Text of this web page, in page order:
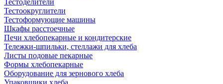
Тестоделители
Тестоокруглители
Тестоформующие машины
Шкафы расстоечные
Печи хлебопекарные и кондитерские
Тележки-шпильки, стеллажи для хлеба
Листы подовые пекарные
Формы хлебопекарные
Оборудование для зернового хлеба
Упаковщики хлеба